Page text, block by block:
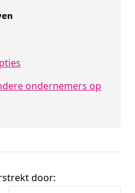
ondernemers op
door: